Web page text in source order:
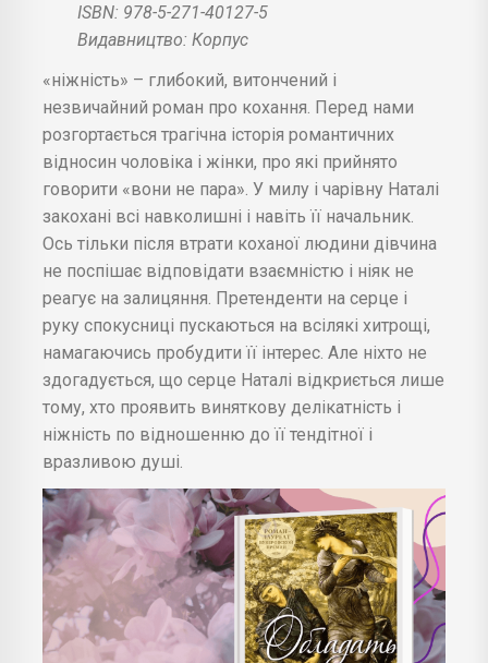
ISBN: 978-5-271-40127-5
Видавництво: Корпус
«ніжність» – глибокий, витончений і
незвичайний роман про кохання. Перед нами
розгортається трагічна історія романтичних
відносин чоловіка і жінки, про які прийнято
говорити «вони не пара». У милу і чарівну Наталі
закохані всі навколишні і навіть її начальник.
Ось тільки після втрати коханої людини дівчина
не поспішає відповідати взаємністю і ніяк не
реагує на залицяння. Претенденти на серце і
руку спокусниці пускаються на всілякі хитрощі,
намагаючись пробудити її інтерес. Але ніхто не
здогадується, що серце Наталі відкриється лише
тому, хто проявить виняткову делікатність і
ніжність по відношенню до її тендітної і
вразливою душі.